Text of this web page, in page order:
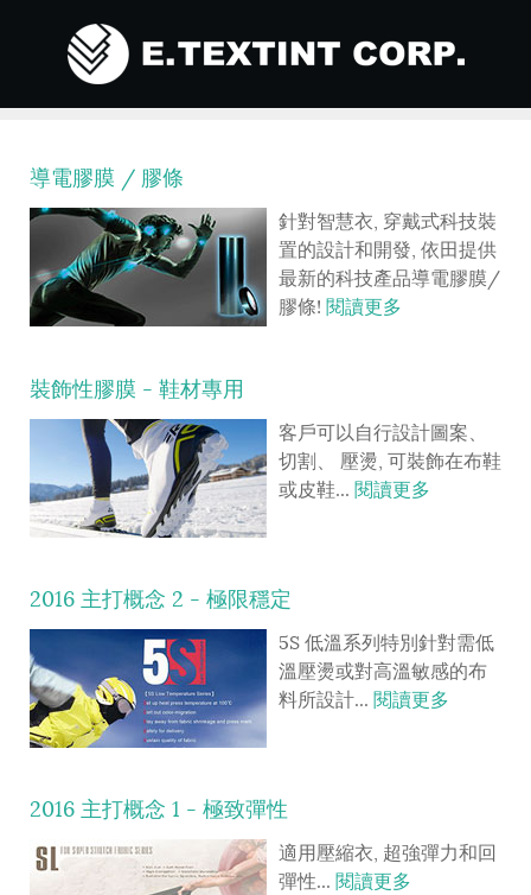
導電膠膜 / 膠條
針對智慧衣, 穿戴式科技裝
置的設計和開發, 依田提供
最新的科技產品導電膠膜/
膠條! 閱讀更多
裝飾性膠膜 - 鞋材專用
客戶可以自行設計圖案、
切割、 壓燙, 可裝飾在布鞋
或皮鞋... 閱讀更多
2016 主打概念 2 - 極限穩定
5S 低溫系列特別針對需低
溫壓燙或對高溫敏感的布
料所設計... 閱讀更多
2016 主打概念 1 - 極致彈性
適用壓縮衣, 超強彈力和回
彈性... 閱讀更多